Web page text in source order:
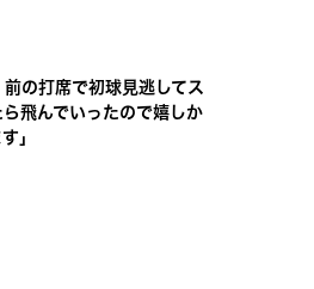
の打席で初球見逃してス
飛んでいったので嬉しか
」